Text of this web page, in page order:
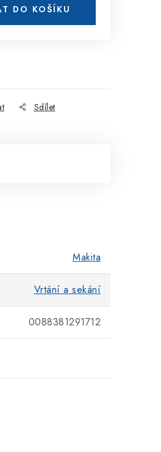
DO KOŠÍKU
Sdílet
Makita
Vrtání a sekání
0088381291712